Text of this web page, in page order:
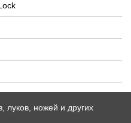
луков, ножей и других